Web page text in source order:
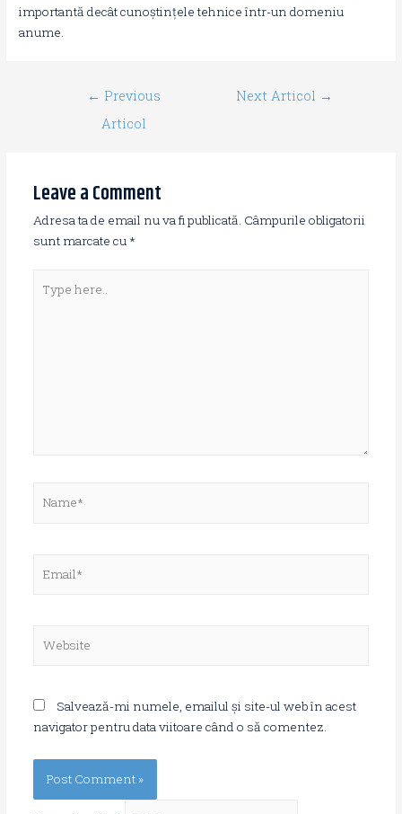
importantă decât cunoștințele tehnice într-un domeniu
anume.
← Previous
Articol
Next Articol →
Leave a Comment
Adresa ta de email nu va fi publicată. Câmpurile obligatorii
sunt marcate cu *
Salvează-mi numele, emailul și site-ul web în acest
navigator pentru data viitoare când o să comentez.